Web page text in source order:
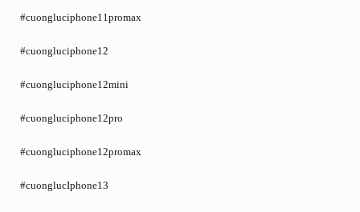
#cuongluciphone11promax
#cuongluciphone12
#cuongluciphone12mini
#cuongluciphone12pro
#cuongluciphone12promax
#cuonglucIphone13